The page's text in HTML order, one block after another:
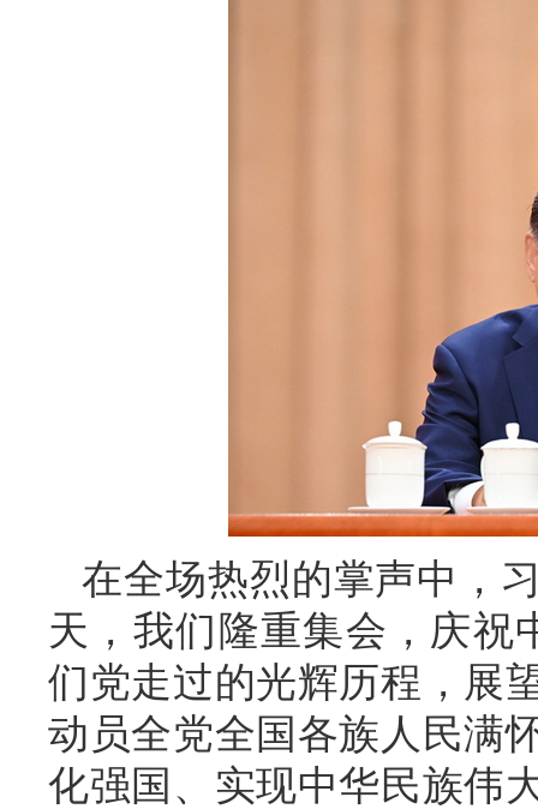
在全场热烈的掌声中，
天，我们隆重集会，庆祝
们党走过的光辉历程，展
动员全党全国各族人民满
化强国、实现中华民族伟